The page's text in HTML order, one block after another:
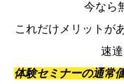
今なら
これだけメリット
速
体験セミナーの通常